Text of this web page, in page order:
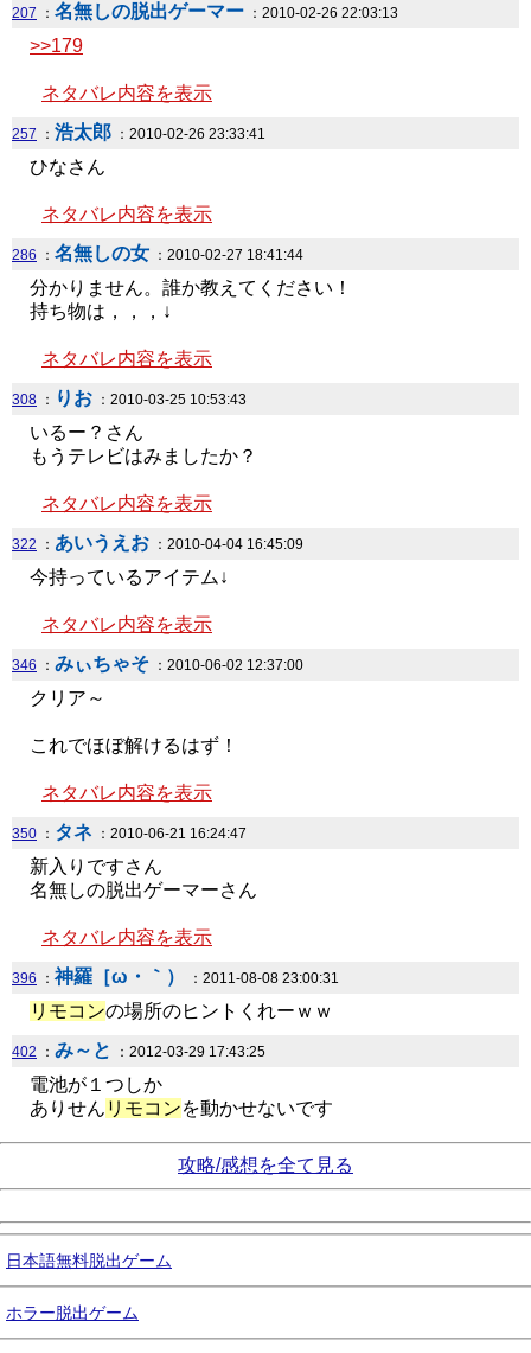
207 ： 名無しの脱出ゲーマー ：2010-02-26 22:03:13
>>179
ネタバレ内容を表示
257 ： 浩太郎 ：2010-02-26 23:33:41
ひなさん
ネタバレ内容を表示
286 ： 名無しの女 ：2010-02-27 18:41:44
分かりません。誰か教えてください！
持ち物は，，，↓
ネタバレ内容を表示
308 ： りお ：2010-03-25 10:53:43
いるー？さん
もうテレビはみましたか？
ネタバレ内容を表示
322 ： あいうえお ：2010-04-04 16:45:09
今持っているアイテム↓
ネタバレ内容を表示
346 ： みぃちゃそ ：2010-06-02 12:37:00
クリア～
これでほぼ解けるはず！
ネタバレ内容を表示
350 ： タネ ：2010-06-21 16:24:47
新入りですさん
名無しの脱出ゲーマーさん
ネタバレ内容を表示
396 ： 神羅［ω・｀） ：2011-08-08 23:00:31
リモコンの場所のヒントくれーｗｗ
402 ： み～と ：2012-03-29 17:43:25
電池が１つしか
ありせん リモコンを動かせないです
攻略/感想を全て見る
日本語無料脱出ゲーム
ホラー脱出ゲーム